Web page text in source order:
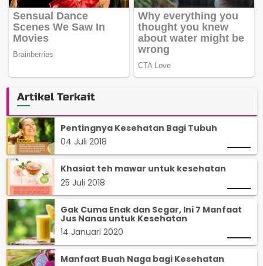
Artikel Terkait
Pentingnya Kesehatan Bagi Tubuh
04 Juli 2018
Khasiat teh mawar untuk kesehatan
25 Juli 2018
Gak Cuma Enak dan Segar, Ini 7 Manfaat
Jus Nanas untuk Kesehatan
14 Januari 2020
Manfaat Buah Naga bagi Kesehatan